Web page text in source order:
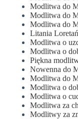
Modlitwa do
Modlitwa do
Modlitwa do
Litania
Modlitwa o
Modlitwa o
Piękna
Nowenna do
Modlitwa do
Modlitwa o
Modlitwa o
Modlitwa za
Modlitwy za